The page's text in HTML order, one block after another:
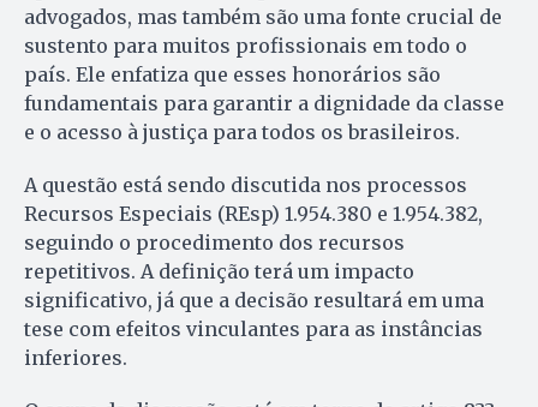
advogados, mas também são uma fonte crucial de
sustento para muitos profissionais em todo o
país. Ele enfatiza que esses honorários são
fundamentais para garantir a dignidade da classe
e o acesso à justiça para todos os brasileiros.
A questão está sendo discutida nos processos
Recursos Especiais (REsp) 1.954.380 e 1.954.382,
seguindo o procedimento dos recursos
repetitivos. A definição terá um impacto
significativo, já que a decisão resultará em uma
tese com efeitos vinculantes para as instâncias
inferiores.